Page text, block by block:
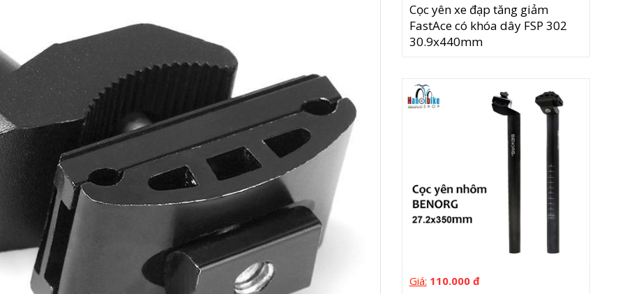
Cọc yên xe đạp tăng giảm
FastAce có khóa dây FSP 302
30.9x440mm
Giá: 110.000 đ